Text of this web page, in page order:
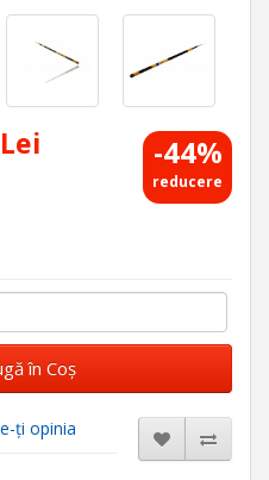
-44%
reducere
în Coş
ţi opinia